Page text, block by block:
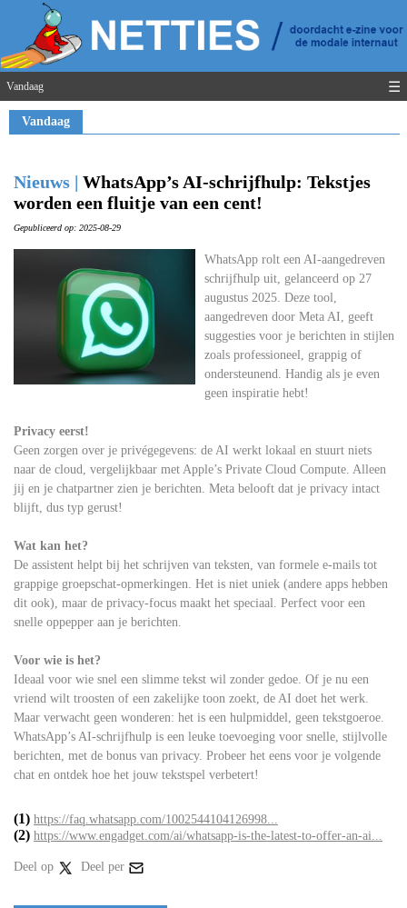
Vandaag ☰
Vandaag
Nieuws | WhatsApp’s AI-schrijfhulp: Tekstjes
worden een fluitje van een cent!
Gepubliceerd op: 2025-08-29
WhatsApp rolt een AI-aangedreven
schrijfhulp uit, gelanceerd op 27
augustus 2025. Deze tool,
aangedreven door Meta AI, geeft
suggesties voor je berichten in stijlen
zoals professioneel, grappig of
ondersteunend. Handig als je even
geen inspiratie hebt!
Privacy eerst!
Geen zorgen over je privégegevens: de AI werkt lokaal en stuurt niets
naar de cloud, vergelijkbaar met Apple’s Private Cloud Compute. Alleen
jij en je chatpartner zien je berichten. Meta belooft dat je privacy intact
blijft, dus typ gerust!
Wat kan het?
De assistent helpt bij het schrijven van teksten, van formele e-mails tot
grappige groepschat-opmerkingen. Het is niet uniek (andere apps hebben
dit ook), maar de privacy-focus maakt het speciaal. Perfect voor een
snelle oppepper aan je berichten.
Voor wie is het?
Ideaal voor wie snel een slimme tekst wil zonder gedoe. Of je nu een
vriend wilt troosten of een zakelijke toon zoekt, de AI doet het werk.
Maar verwacht geen wonderen: het is een hulpmiddel, geen tekstgoeroe.
WhatsApp’s AI-schrijfhulp is een leuke toevoeging voor snelle, stijlvolle
berichten, met de bonus van privacy. Probeer het eens voor je volgende
chat en ontdek hoe het jouw tekstspel verbetert!
(1) https://faq.whatsapp.com/1002544104126998...
(2) https://www.engadget.com/ai/whatsapp-is-the-latest-to-offer-an-ai...
Deel op Deel per